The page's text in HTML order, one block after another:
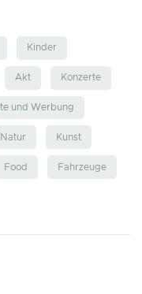
Kinder
Akt Konzerte
und Werbung
Natur Kunst
Food Fahrzeuge